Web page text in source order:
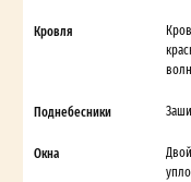
Кровля
Поднебесники
Окна